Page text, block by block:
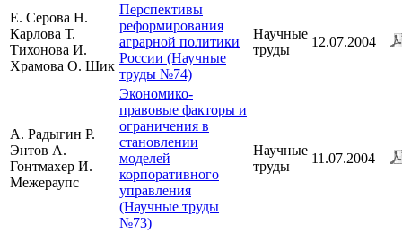
Е. Серова Н.
Карлова Т.
Тихонова И.
Храмова О. Шик
Перспективы
реформирования
аграрной политики
России (Научные
труды №74)
Научные
труды
12.07.2004
А. Радыгин Р.
Энтов А.
Гонтмахер И.
Межераупс
Экономико-
правовые факторы и
ограничения в
становлении
моделей
корпоративного
управления
(Научные труды
№73)
Научные
труды
11.07.2004